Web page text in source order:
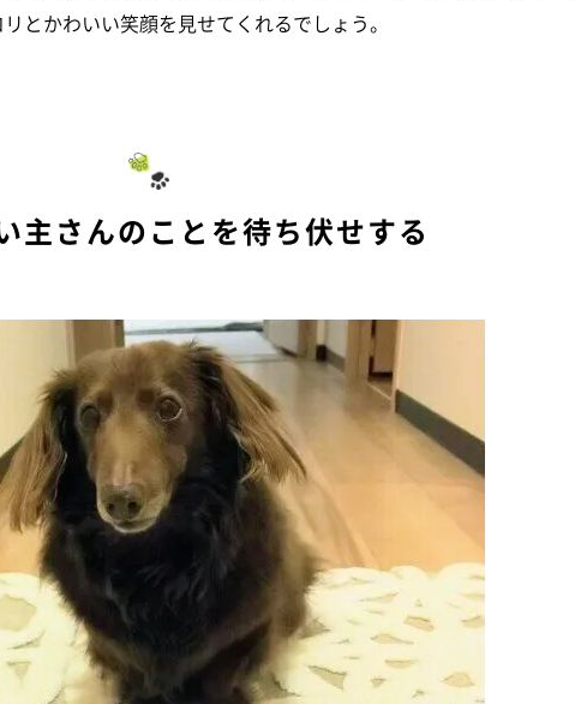
とかわいい笑顔を見せてくれるでしょう。
主さんのことを待ち伏せする